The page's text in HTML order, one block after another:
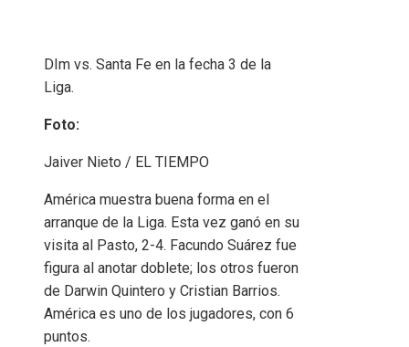
DIm vs. Santa Fe en la fecha 3 de la
Liga.
Foto:
Jaiver Nieto / EL TIEMPO
América muestra buena forma en el
arranque de la Liga. Esta vez ganó en su
visita al Pasto, 2-4. Facundo Suárez fue
figura al anotar doblete; los otros fueron
de Darwin Quintero y Cristian Barrios.
América es uno de los jugadores, con 6
puntos.